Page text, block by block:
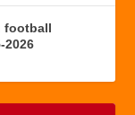
football
2026